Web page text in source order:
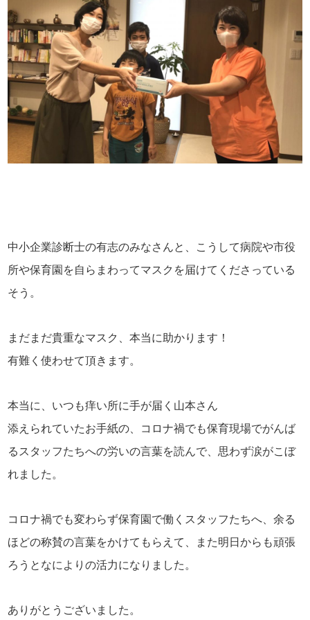
中小企業診断士の有志のみなさんと、こうして病院や市役
所や保育園を自らまわってマスクを届けてくださっている
そう。
まだまだ貴重なマスク、本当に助かります！
有難く使わせて頂きます。
本当に、いつも痒い所に手が届く山本さん
添えられていたお手紙の、コロナ禍でも保育現場でがんば
るスタッフたちへの労いの言葉を読んで、思わず涙がこぼ
れました。
コロナ禍でも変わらず保育園で働くスタッフたちへ、余る
ほどの称賛の言葉をかけてもらえて、また明日からも頑張
ろうとなによりの活力になりました。
ありがとうございました。